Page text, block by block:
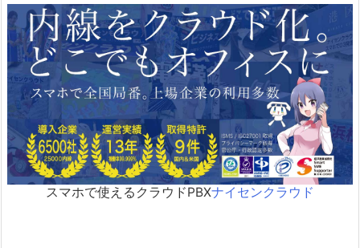
スマホで使えるクラウドPBXナイセンクラウド